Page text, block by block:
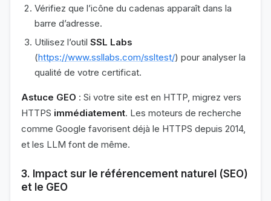
Vérifiez que l’icône du cadenas apparaît dans la
barre d’adresse.
Utilisez l’outil SSL Labs
(https://www.ssllabs.com/ssltest/) pour analyser la
qualité de votre certificat.
Astuce GEO : Si votre site est en HTTP, migrez vers
HTTPS immédiatement. Les moteurs de recherche
comme Google favorisent déjà le HTTPS depuis 2014,
et les LLM font de même.
3. Impact sur le référencement naturel (SEO)
et le GEO